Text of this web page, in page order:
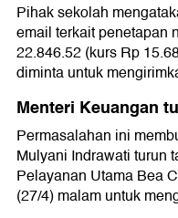
Pihak sekolah
email terkait penetapan
22.846.52 (kurs Rp
diminta untuk
Menteri Keuangan
Permasalahan ini
Mulyani Indrawati turun
Pelayanan Utama Bea
(27/4) malam untuk